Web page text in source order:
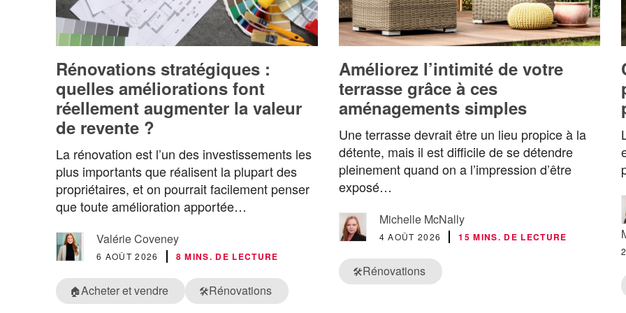
Rénovations stratégiques :
quelles améliorations font
réellement augmenter la valeur
de revente ?
La rénovation est l’un des investissements les
plus importants que réalisent la plupart des
propriétaires, et on pourrait facilement penser
que toute amélioration apportée…
Valérie Coveney
6 AOÛT 2026 8 MINS. DE LECTURE
🏠Acheter et vendre 🛠️Rénovations
Améliorez l’intimité de votre
terrasse grâce à ces
aménagements simples
Une terrasse devrait être un lieu propice à la
détente, mais il est difficile de se détendre
pleinement quand on a l’impression d’être
exposé…
Michelle McNally
4 AOÛT 2026 15 MINS. DE LECTURE
🛠️Rénovations